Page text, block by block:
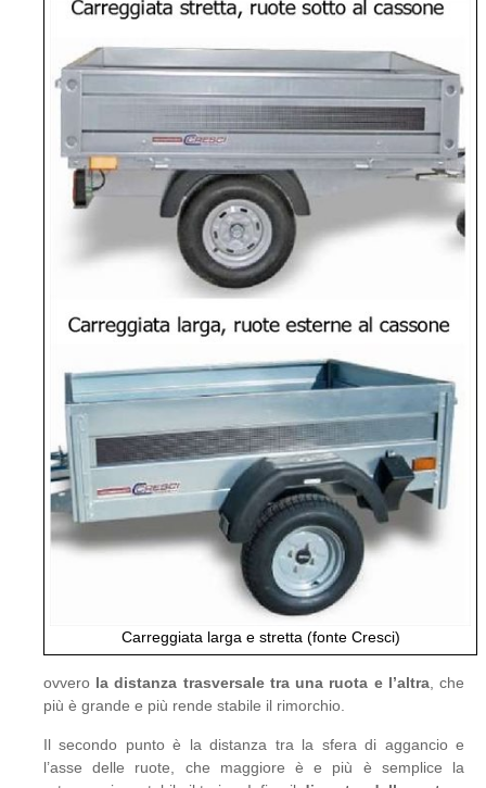
Carreggiata larga e stretta (fonte Cresci)
ovvero la distanza trasversale tra una ruota e l’altra, che
più è grande e più rende stabile il rimorchio.
Il secondo punto è la distanza tra la sfera di aggancio e
l’asse delle ruote, che maggiore è e più è semplice la